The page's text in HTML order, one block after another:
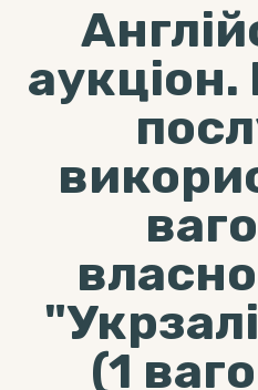
(1